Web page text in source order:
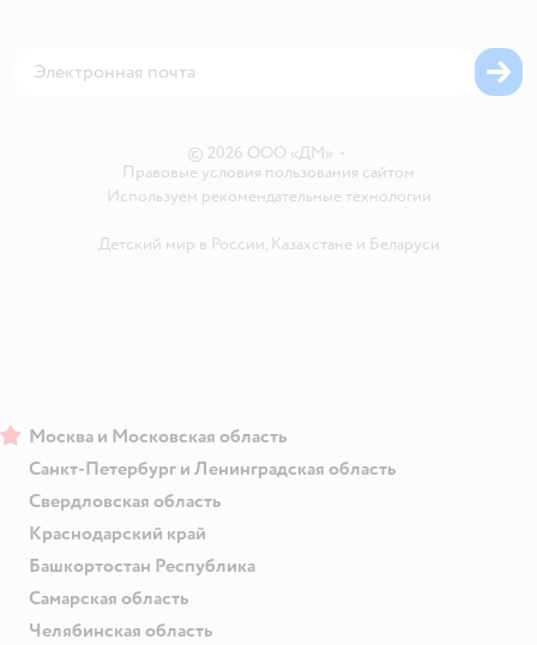
© 2026 ООО «ДМ» •
Правовые условия пользования сайтом
Используем рекомендательные технологии
Детский мир в России, Казахстанеи Беларуси
Москва и Московская область
Санкт-Петербург и Ленинградская область
Свердловская область
Краснодарский край
Башкортостан Республика
Самарская область
Челябинская область